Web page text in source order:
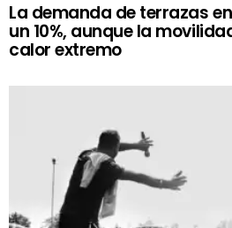
La demanda de terrazas
un 10%, aunque la
calor extremo